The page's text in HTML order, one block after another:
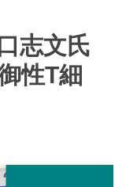
志文氏
性T細